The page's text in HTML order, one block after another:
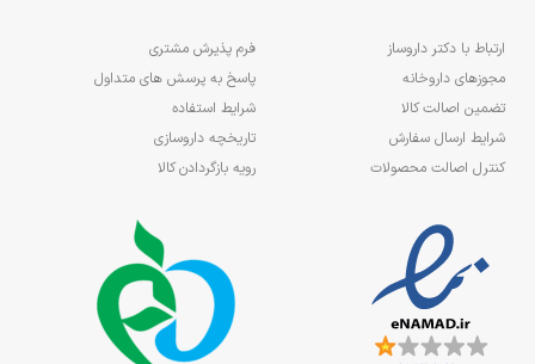
ارتباط با دکتر داروساز
مجوزهای داروخانه
تضمین اصالت کالا
شرایط ارسال سفارش
کنترل اصالت محصولات
فرم پذیرش مشتری
پاسخ به پرسش های متداول
شرایط استفاده
تاریخچه داروسازی
رویه بازگردادن کالا